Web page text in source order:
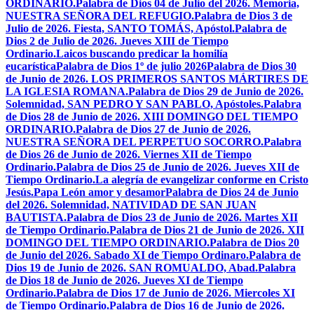
ORDINARIO.Palabra de Dios 04 de Julio del 2026. Memoria,
NUESTRA SEÑORA DEL REFUGIO.Palabra de Dios 3 de
Julio de 2026. Fiesta, SANTO TOMÁS, Apóstol.Palabra de
Dios 2 de Julio de 2026. Jueves XIII de Tiempo
Ordinario.Laicos buscando predicar la homilía
eucarísticaPalabra de Dios 1º de julio 2026Palabra de Dios 30
de Junio de 2026. LOS PRIMEROS SANTOS MÁRTIRES DE
LA IGLESIA ROMANA.Palabra de Dios 29 de Junio de 2026.
Solemnidad, SAN PEDRO Y SAN PABLO, Apóstoles.Palabra
de Dios 28 de Junio de 2026. XIII DOMINGO DEL TIEMPO
ORDINARIO.Palabra de Dios 27 de Junio de 2026.
NUESTRA SEÑORA DEL PERPETUO SOCORRO.Palabra
de Dios 26 de Junio de 2026. Viernes XII de Tiempo
Ordinario.Palabra de Dios 25 de Junio de 2026. Jueves XII de
Tiempo Ordinario.La alegría de evangelizar conforme en Cristo
Jesús.Papa León amor y desamorPalabra de Dios 24 de Junio
del 2026. Solemnidad, NATIVIDAD DE SAN JUAN
BAUTISTA.Palabra de Dios 23 de Junio de 2026. Martes XII
de Tiempo Ordinario.Palabra de Dios 21 de Junio de 2026. XII
DOMINGO DEL TIEMPO ORDINARIO.Palabra de Dios 20
de Junio del 2026. Sabado XI de Tiempo Ordinaro.Palabra de
Dios 19 de Junio de 2026. SAN ROMUALDO, Abad.Palabra
de Dios 18 de Junio de 2026. Jueves XI de Tiempo
Ordinario.Palabra de Dios 17 de Junio de 2026. Miercoles XI
de Tiempo Ordinario.Palabra de Dios 16 de Junio de 2026.